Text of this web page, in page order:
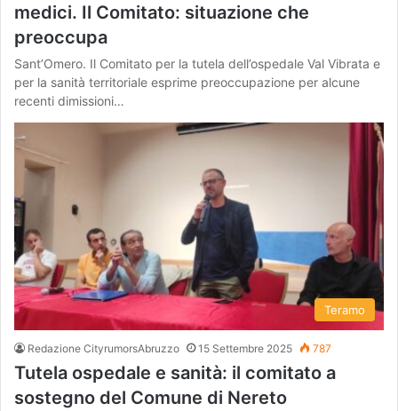
medici. Il Comitato: situazione che
preoccupa
Sant’Omero. Il Comitato per la tutela dell’ospedale Val Vibrata e
per la sanità territoriale esprime preoccupazione per alcune
recenti dimissioni…
Teramo
Redazione CityrumorsAbruzzo 15 Settembre 2025 787
Tutela ospedale e sanità: il comitato a
sostegno del Comune di Nereto